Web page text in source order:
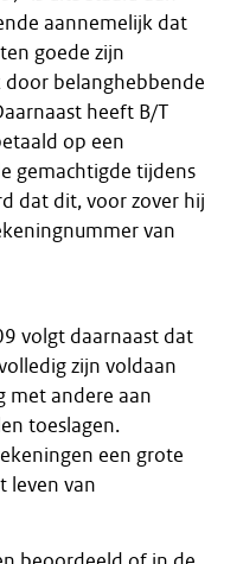
aannemelijk dat
goede zijn
belanghebbende
heeft B/T
op een
gemachtigde tijdens
dat dit, voor zover hij
van
volgt daarnaast dat
zijn voldaan
met andere aan
toeslagen.
een grote
leven van